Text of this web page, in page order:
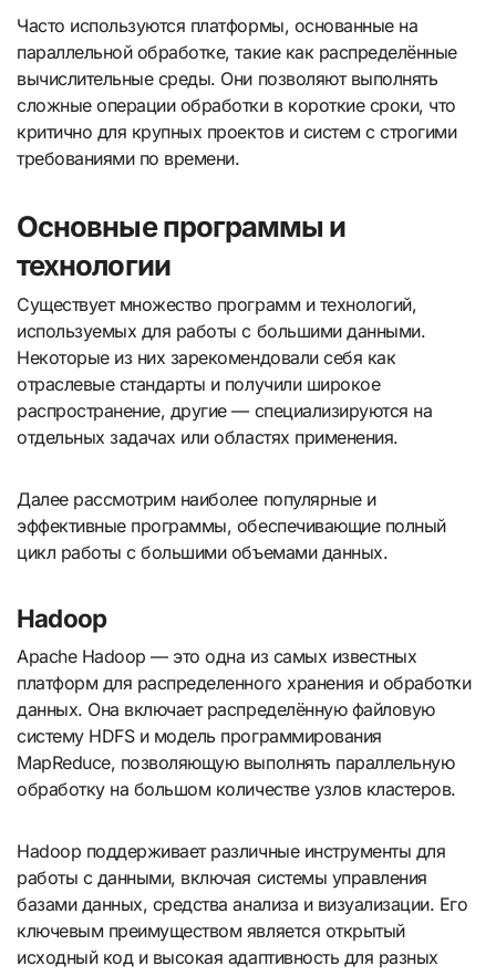
Часто используются платформы, основанные на
параллельной обработке, такие как распределённые
вычислительные среды. Они позволяют выполнять
сложные операции обработки в короткие сроки, что
критично для крупных проектов и систем с строгими
требованиями по времени.
Основные программы и
технологии
Существует множество программ и технологий,
используемых для работы с большими данными.
Некоторые из них зарекомендовали себя как
отраслевые стандарты и получили широкое
распространение, другие — специализируются на
отдельных задачах или областях применения.
Далее рассмотрим наиболее популярные и
эффективные программы, обеспечивающие полный
цикл работы с большими объемами данных.
Hadoop
Apache Hadoop — это одна из самых известных
платформ для распределенного хранения и обработки
данных. Она включает распределённую файловую
систему HDFS и модель программирования
MapReduce, позволяющую выполнять параллельную
обработку на большом количестве узлов кластеров.
Hadoop поддерживает различные инструменты для
работы с данными, включая системы управления
базами данных, средства анализа и визуализации. Его
ключевым преимуществом является открытый
исходный код и высокая адаптивность для разных